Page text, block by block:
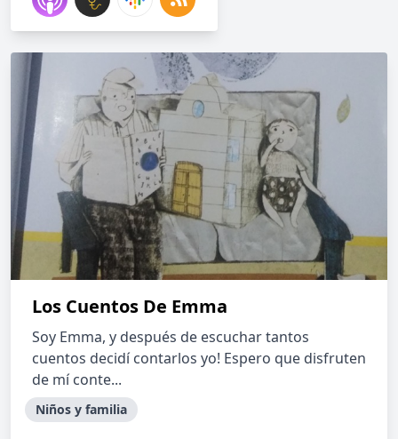
Los Cuentos De Emma
Soy Emma, y después de escuchar tantos
cuentos decidí contarlos yo! Espero que disfruten
de mí conte...
Niños y familia